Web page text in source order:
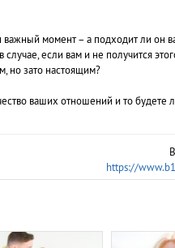
важный момент – а подходит ли он
если вам и не получится
но зато настоящим?
ваших отношений и то будете
https://